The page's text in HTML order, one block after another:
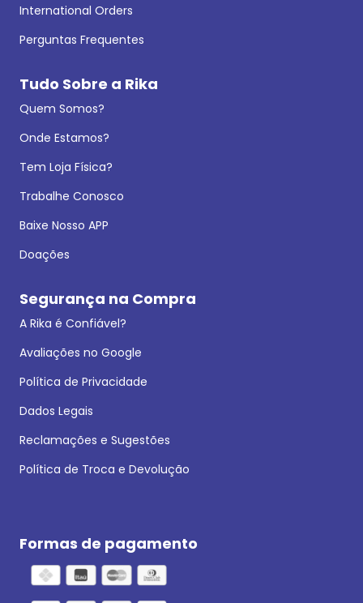
International Orders
Perguntas Frequentes
Tudo Sobre a Rika
Quem Somos?
Onde Estamos?
Tem Loja Física?
Trabalhe Conosco
Baixe Nosso APP
Doações
Segurança na Compra
A Rika é Confiável?
Avaliações no Google
Política de Privacidade
Dados Legais
Reclamações e Sugestões
Política de Troca e Devolução
Formas de pagamento